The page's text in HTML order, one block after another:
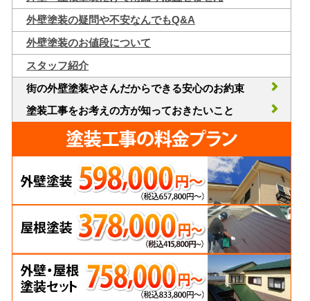
外壁塗装の疑問や不安なんでもQ&A
外壁塗装のお値段について
スタッフ紹介
街の外壁塗装やさんだからできる安心のお約束
塗装工事をお考えの方が知っておきたいこと